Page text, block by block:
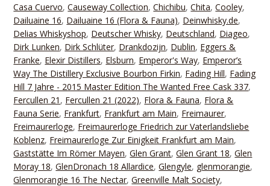
Casa Cuervo,Causeway Collection,Chichibu,Chita,Cooley,
Dailuaine 16, Dailuaine 16 (Flora & Fauna), Deinwhisky.de,
Delias Whiskyshop, Deutscher Whisky, Deutschland, Diageo,
Dirk Lunken, Dirk Schlüter, Drankdozijn, Dublin, Eggers &
Franke, Elexir Distillers, Elsburn, Emperor's Way, Emperor’s
Way The Distillery Exclusive Bourbon Firkin, Fading Hill, Fading
Hill 7 Jahre - 2015 Master Edition The Wanted Free Cask 337,
Fercullen 21 , Fercullen 21 (2022), Flora & Fauna, Flora &
Fauna Serie, Frankfurt, Frankfurt am Main, Freimaurer,
Freimaurerloge, Freimaurerloge Friedrich zur Vaterlandsliebe
Koblenz, Freimaurerloge Zur Einigkeit Frankfurt am Main,
Gaststätte Im Römer Mayen,Glen Grant,Glen Grant 18,Glen
Moray 18,GlenDronach 18 Allardice,Glengyle, glenmorangie,
Glenmorangie 16 The Nectar,Greenville Malt Society,